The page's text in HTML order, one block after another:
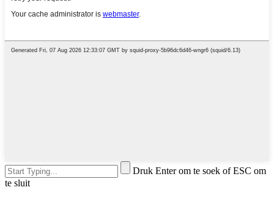
Druk Enter om te soek of ESC om
te sluit